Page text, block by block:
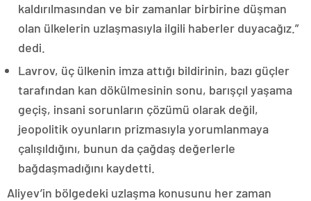
kaldırılmasından ve bir zamanlar birbirine düşman
olan ülkelerin uzlaşmasıyla ilgili haberler duyacağız.”
dedi.
Lavrov, üç ülkenin imza attığı bildirinin, bazı güçler
tarafından kan dökülmesinin sonu, barışçıl yaşama
geçiş, insani sorunların çözümü olarak değil,
jeopolitik oyunların prizmasıyla yorumlanmaya
çalışıldığını, bunun da çağdaş değerlerle
bağdaşmadığını kaydetti.
Aliyev’in bölgedeki uzlaşma konusunu her zaman